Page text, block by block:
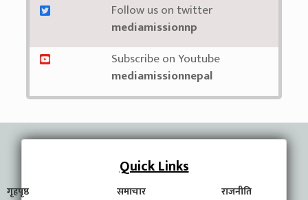
Follow us on twitter
mediamissionnp
Subscribe on Youtube
mediamissionnepal
Quick Links
गृहपृष्ठ समाचार
राजनीति